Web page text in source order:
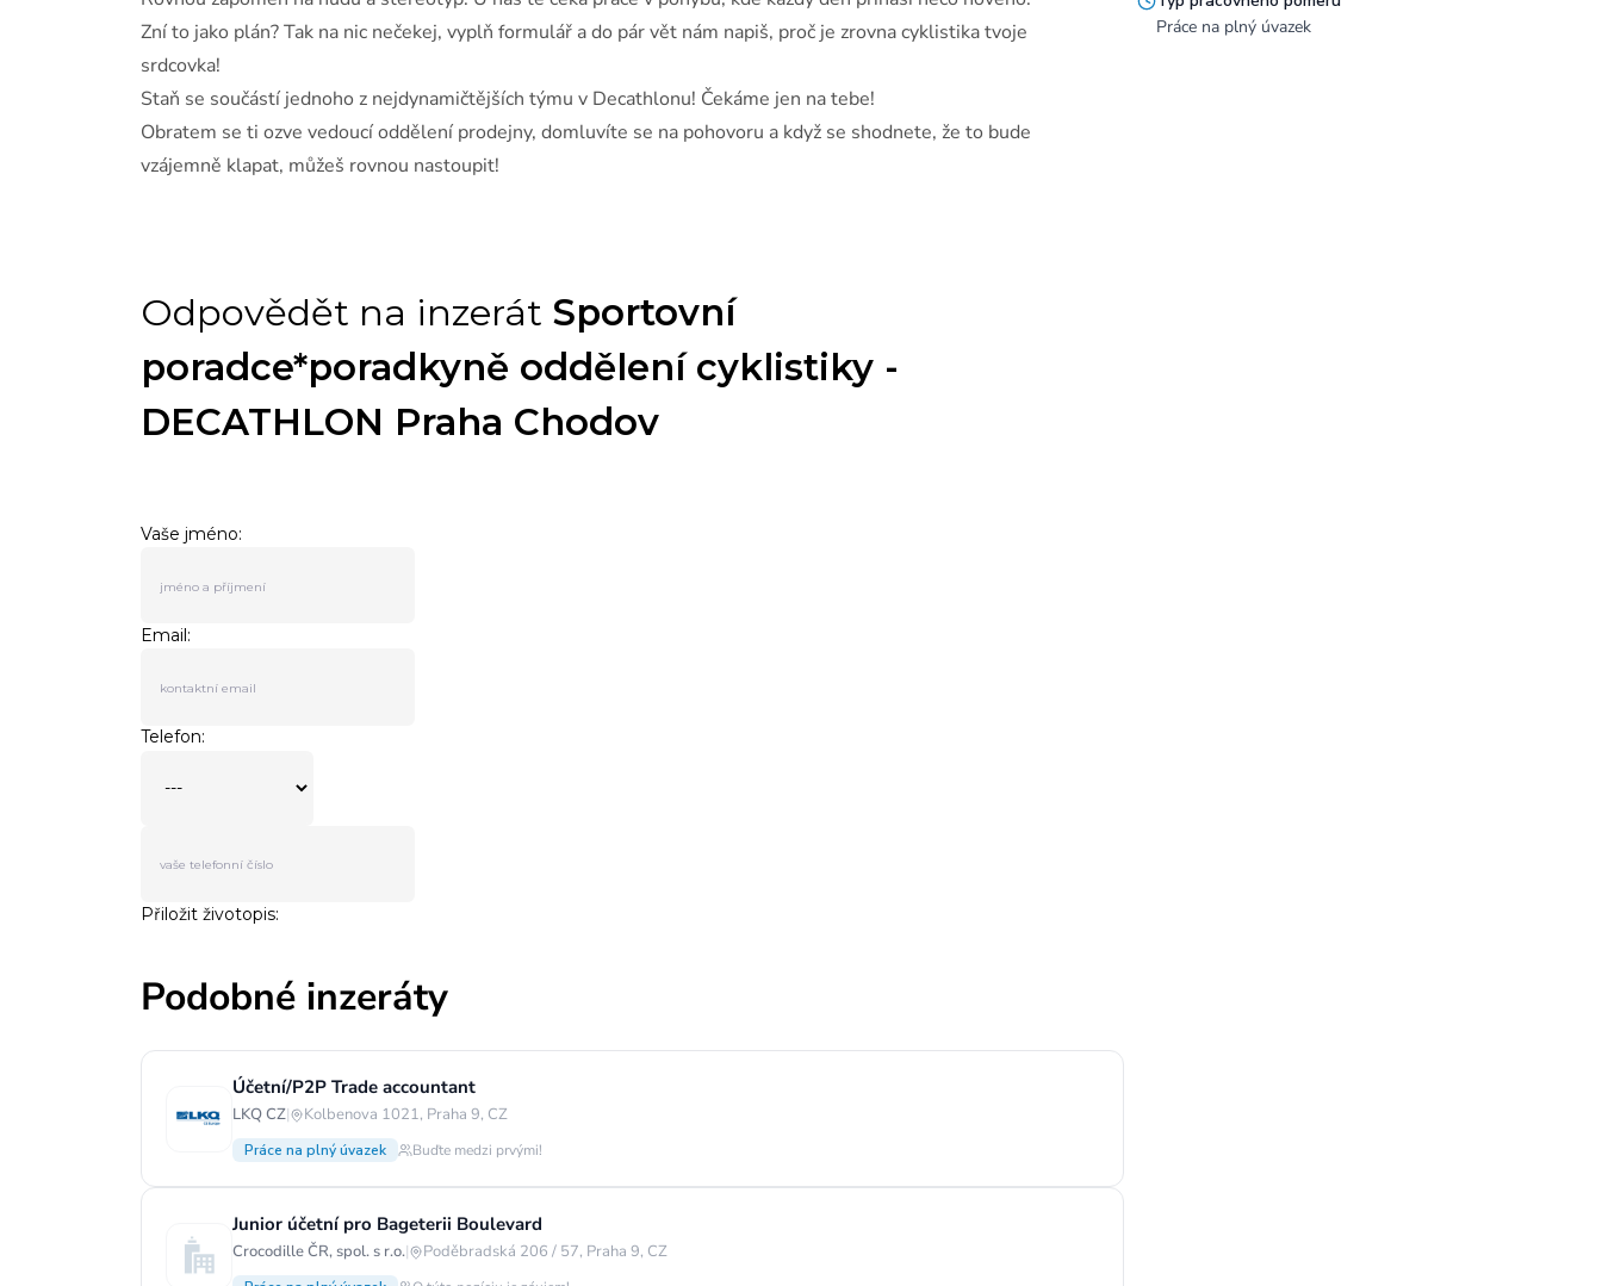
Zní to jako plán? Tak na nic nečekej, vyplň formulář a do pár vět nám napiš, proč je zrovna cyklistika tvoje
srdcovka!
Staň se součástí jednoho z nejdynamičtějších týmu v Decathlonu! Čekáme jen na tebe!
Obratem se ti ozve vedoucí oddělení prodejny, domluvíte se na pohovoru a když se shodnete, že to bude
vzájemně klapat, můžeš rovnou nastoupit!
Práce na plný úvazek
Podobné inzeráty
Účetní/P2P Trade accountant
LKQ CZ| Kolbenova 1021, Praha 9, CZ
Práce na plný úvazek Buďte medzi prvými!
Junior účetní pro Bageterii Boulevard
Crocodille ČR, spol. s r.o.| Poděbradská 206 / 57, Praha 9, CZ